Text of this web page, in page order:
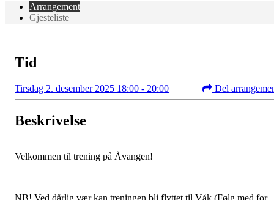
Arrangement
Gjesteliste
Tid
Tirsdag 2. desember 2025 18:00 - 20:00 Del
Beskrivelse
Velkommen til trening på Åvangen!
NB! Ved dårlig vær kan treningen bli flyttet til Våk (Følg med for